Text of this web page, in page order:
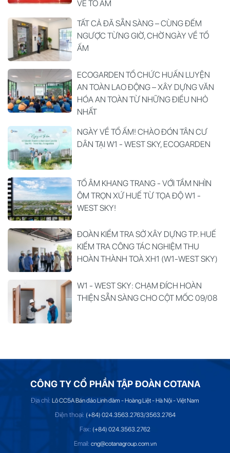
VỀ TỔ ẤM
TẤT CẢ ĐÃ SẴN SÀNG – CÙNG ĐẾM
NGƯỢC TỪNG GIỜ, CHỜ NGÀY VỀ TỔ
ẤM
ECOGARDEN TỔ CHỨC HUẤN LUYỆN
AN TOÀN LAO ĐỘNG – XÂY DỰNG VĂN
HÓA AN TOÀN TỪ NHỮNG ĐIỀU NHỎ
NHẤT
NGÀY VỀ TỔ ẤM! CHÀO ĐÓN TÂN CƯ
DÂN TẠI W1 - WEST SKY, ECOGARDEN
TỔ ÂM KHANG TRANG - VỚI TẦM NHÌN
ÔM TRỌN XỨ HUẾ TỪ TỌA ĐỘ W1 -
WEST SKY!
ĐOÀN KIỂM TRA SỞ XÂY DỰNG TP. HUẾ
KIỂM TRA CÔNG TÁC NGHIỆM THU
HOÀN THÀNH TOÀ XH1 (W1-WEST SKY)
W1 - WEST SKY: CHẠM ĐÍCH HOÀN
THIỆN SẴN SÀNG CHO CỘT MỐC 09/08
CÔNG TY CỔ PHẦN TẬP ĐOÀN COTANA
Địa chỉ: Lô CC5A Bán đảo Linh đàm - Hoàng Liệt - Hà Nội - Việt Nam
Điện thoại: (+84) 024.3563.2763/3563.2764
Fax: (+84) 024.3563.2762
Email: cng@cotanagroup.com.vn